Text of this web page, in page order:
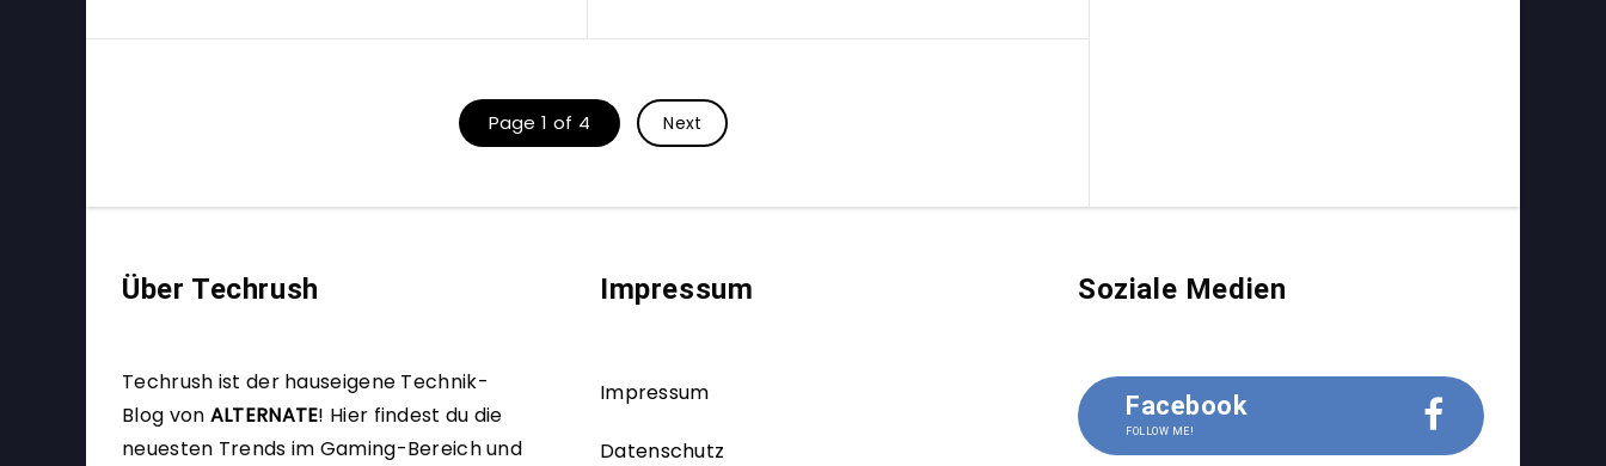
Page 1 of 4 Next
Über Techrush
Techrush ist der hauseigene Technik-
Blog von ALTERNATE! Hier findest du die
neuesten Trends im Gaming-Bereich und
Impressum
Impressum
Datenschutz
Soziale Medien
Facebook
FOLLOW ME!